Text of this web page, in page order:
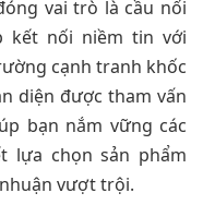
vai trò là cầu nối
kết nối niềm tin với
cạnh tranh khốc
diện được tham vấn
bạn nắm vững các
lựa chọn sản phẩm
vượt trội.